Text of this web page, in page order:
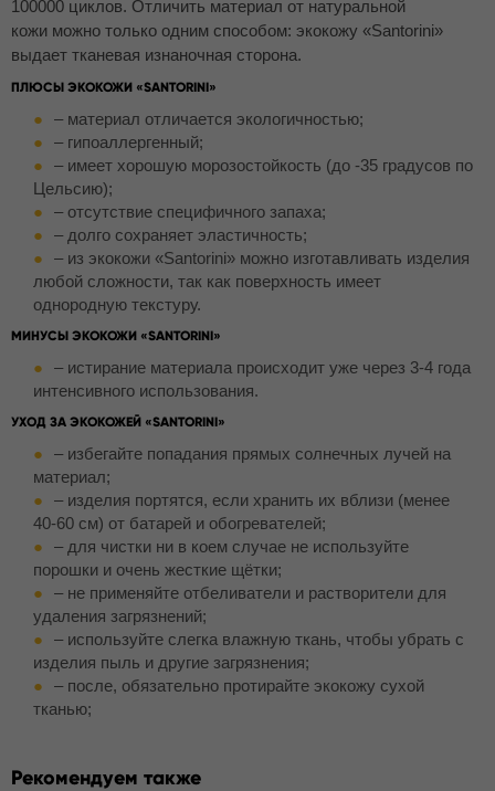
100000 циклов. Отличить материал от натуральной
кожи можно только одним способом: экокожу «Santorini»
выдает тканевая изнаночная сторона.
ПЛЮСЫ ЭКОКОЖИ «SANTORINI»
– материал отличается экологичностью;
– гипоаллергенный;
– имеет хорошую морозостойкость (до -35 градусов по
Цельсию);
– отсутствие специфичного запаха;
– долго сохраняет эластичность;
– из экокожи «Santorini» можно изготавливать изделия
любой сложности, так как поверхность имеет
однородную текстуру.
МИНУСЫ ЭКОКОЖИ «SANTORINI»
– истирание материала происходит уже через 3-4 года
интенсивного использования.
УХОД ЗА ЭКОКОЖЕЙ «SANTORINI»
– избегайте попадания прямых солнечных лучей на
материал;
– изделия портятся, если хранить их вблизи (менее
40-60 см) от батарей и обогревателей;
– для чистки ни в коем случае не используйте
порошки и очень жесткие щётки;
– не применяйте отбеливатели и растворители для
удаления загрязнений;
– используйте слегка влажную ткань, чтобы убрать с
изделия пыль и другие загрязнения;
– после, обязательно протирайте экокожу сухой
тканью;
Рекомендуем также